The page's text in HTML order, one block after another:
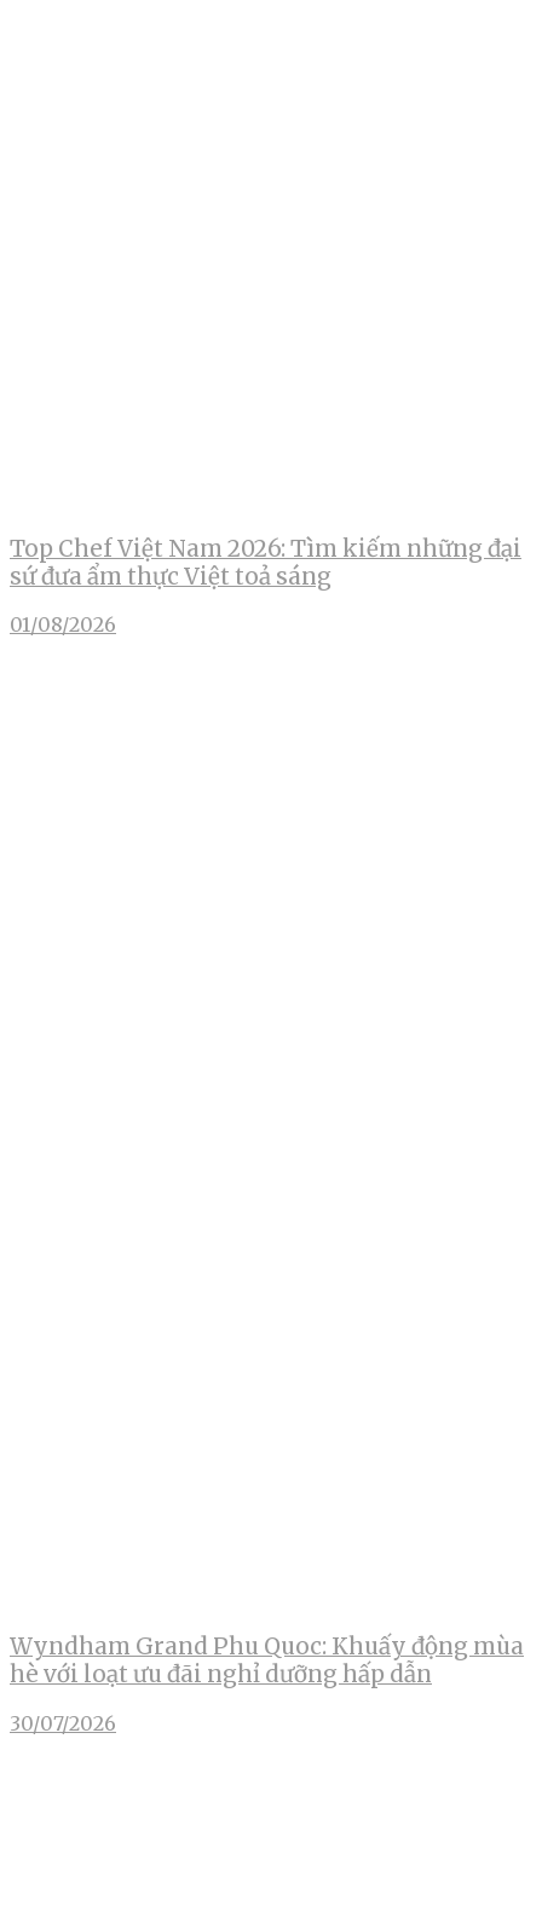
Top Chef Việt Nam 2026: Tìm kiếm những đại
sứ đưa ẩm thực Việt toả sáng
01/08/2026
Wyndham Grand Phu Quoc: Khuấy động mùa
hè với loạt ưu đãi nghỉ dưỡng hấp dẫn
30/07/2026